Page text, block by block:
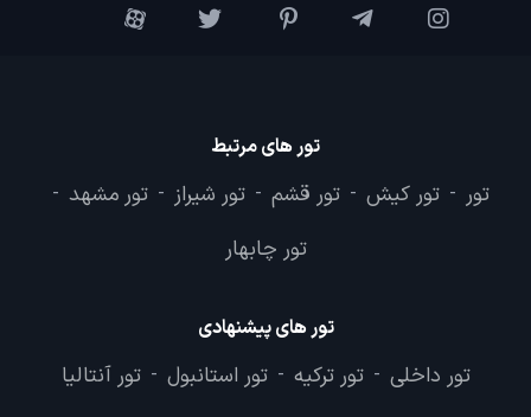
تور های مرتبط
تور - تور کیش - تور قشم - تور شیراز - تور مشهد -
تور چابهار
تور های پیشنهادی
تور داخلی - تور ترکیه - تور استانبول - تور آنتالیا